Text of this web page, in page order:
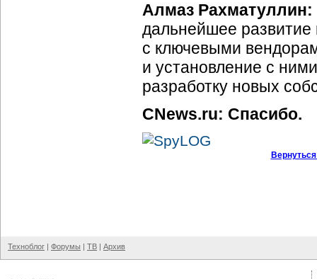
Алмаз Рахматуллин:
дальнейшее развитие
с ключевыми
и установление с
разработку новых
CNews.ru: Спасибо.
Техноблог | Форумы | ТВ | Архив